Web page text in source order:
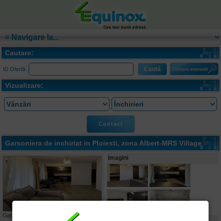
Cautare:
ID Ofertă:
Vizualizare:
Contact
Garsoniera de inchiriat in Ploiesti, zona Albert-MRS Village
Garsoniera de inchiriat inPloiesti
Imagini